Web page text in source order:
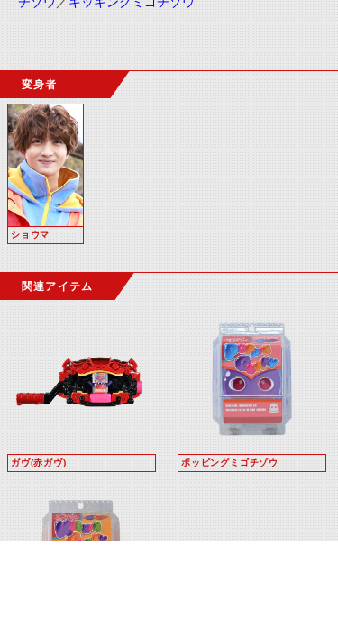
変身者
ショウマ
関連アイテム
ガヴ(赤ガヴ) ポッピングミゴチゾウ